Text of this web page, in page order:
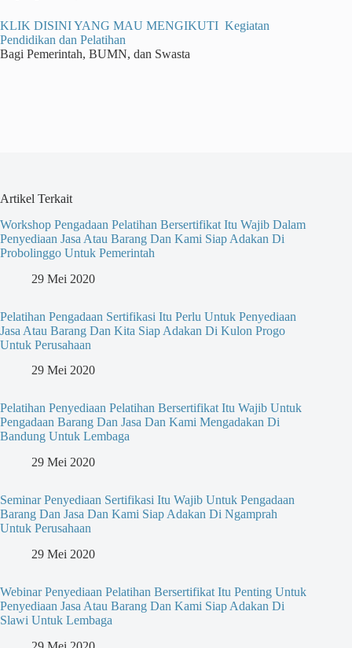
KLIK DISINI YANG MAU MENGIKUTI Kegiatan
Pendidikan dan Pelatihan
Bagi Pemerintah, BUMN, dan Swasta
Artikel Terkait
Workshop Pengadaan Pelatihan Bersertifikat Itu Wajib Dalam
Penyediaan Jasa Atau Barang Dan Kami Siap Adakan Di
Probolinggo Untuk Pemerintah
29 Mei 2020
Pelatihan Pengadaan Sertifikasi Itu Perlu Untuk Penyediaan
Jasa Atau Barang Dan Kita Siap Adakan Di Kulon Progo
Untuk Perusahaan
29 Mei 2020
Pelatihan Penyediaan Pelatihan Bersertifikat Itu Wajib Untuk
Pengadaan Barang Dan Jasa Dan Kami Mengadakan Di
Bandung Untuk Lembaga
29 Mei 2020
Seminar Penyediaan Sertifikasi Itu Wajib Untuk Pengadaan
Barang Dan Jasa Dan Kami Siap Adakan Di Ngamprah
Untuk Perusahaan
29 Mei 2020
Webinar Penyediaan Pelatihan Bersertifikat Itu Penting Untuk
Penyediaan Jasa Atau Barang Dan Kami Siap Adakan Di
Slawi Untuk Lembaga